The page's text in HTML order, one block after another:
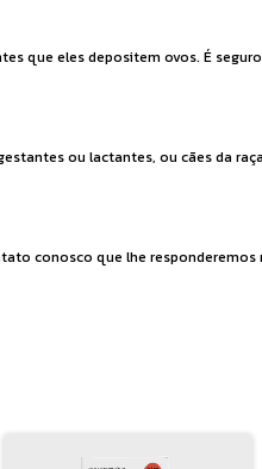
que eles depositem ovos. É
ou lactantes, ou cães da
conosco que lhe